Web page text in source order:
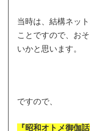
当時は、結構ネッ
ことですので、お
いかと思います。
ですので、
『昭和オトメ御伽